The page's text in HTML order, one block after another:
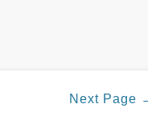
Next Page